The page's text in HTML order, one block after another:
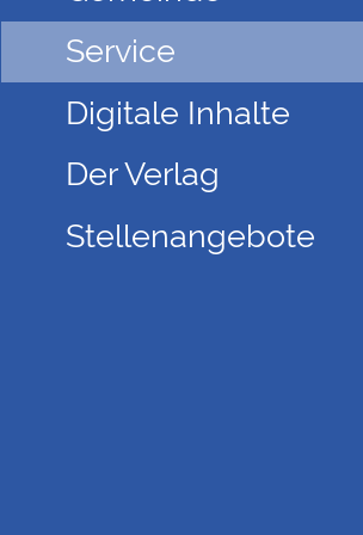
Service
Digitale Inhalte
Der Verlag
Stellenangebote